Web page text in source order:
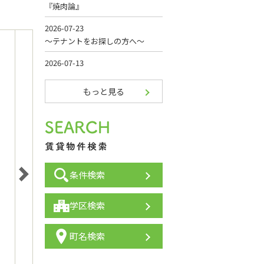
もっと見る
条件検索
学区検索
町名検索